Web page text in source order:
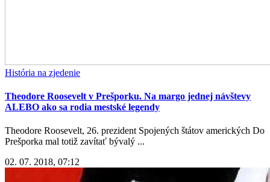
História na zjedenie
Theodore Roosevelt v Prešporku. Na margo jednej návštevy
ALEBO ako sa rodia mestské legendy
Theodore Roosevelt, 26. prezident Spojených štátov amerických Do
Prešporka mal totiž zavítať bývalý ...
02. 07. 2018, 07:12